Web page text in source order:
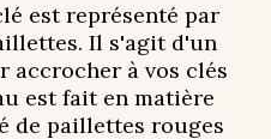
est représenté par
Il s'agit d'un
à vos clés
est fait en matière
de paillettes rouges